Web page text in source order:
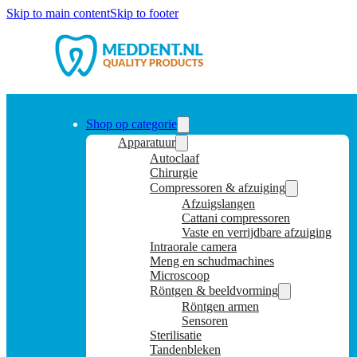
Skip to main contentSkip to footer
Shop op categorie
Apparatuur
Autoclaaf
Chirurgie
Compressoren & afzuiging
Afzuigslangen
Cattani compressoren
Vaste en verrijdbare afzuiging
Intraorale camera
Meng en schudmachines
Microscoop
Röntgen & beeldvorming
Röntgen armen
Sensoren
Sterilisatie
Tandenbleken